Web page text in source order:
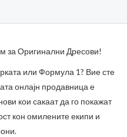
за Оригинални Дресови!
или Формула 1? Вие сте
онлајн продавница е
кои сакаат да го покажат
кон омилените екипи и